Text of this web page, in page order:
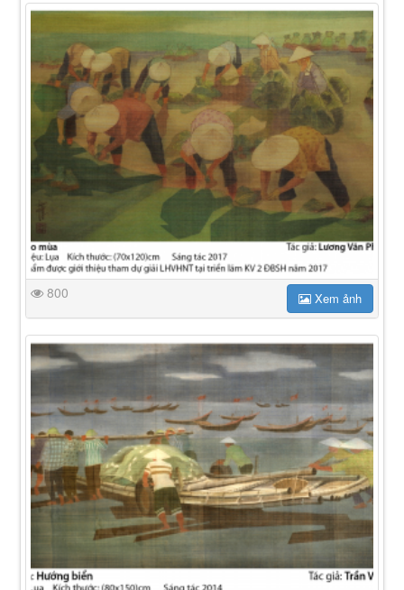
800 Xem ảnh